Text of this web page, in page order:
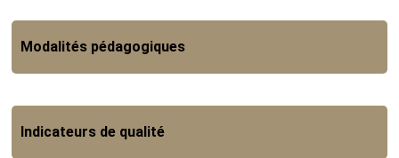
Modalités pédagogiques
Indicateurs de qualité